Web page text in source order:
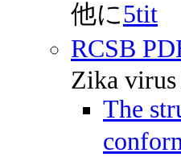
他に5tit
RCSB
Zika virus
The